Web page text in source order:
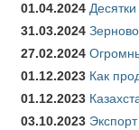
01.04.2024
31.03.2024
27.02.2024
01.12.2023 Как
01.12.2023
03.10.2023